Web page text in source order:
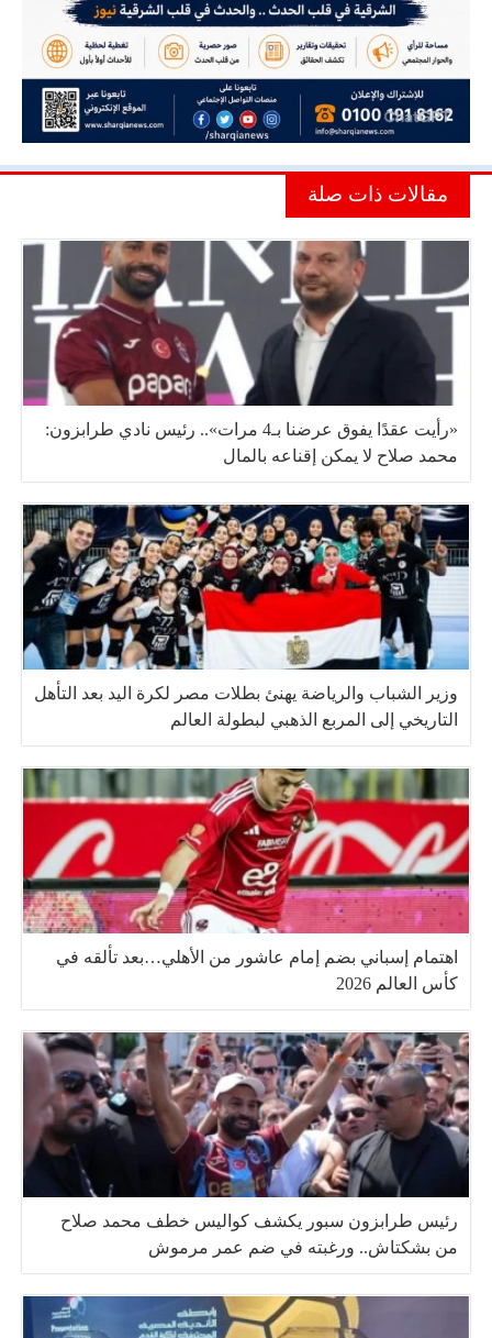
مقالات ذات صلة
«رأيت عقدًا يفوق عرضنا بـ4 مرات».. رئيس نادي طرابزون:
محمد صلاح لا يمكن إقناعه بالمال
وزير الشباب والرياضة يهنئ بطلات مصر لكرة اليد بعد التأهل
التاريخي إلى المربع الذهبي لبطولة العالم
اهتمام إسباني بضم إمام عاشور من الأهلي…بعد تألقه في
كأس العالم 2026
رئيس طرابزون سبور يكشف كواليس خطف محمد صلاح
من بشكتاش.. ورغبته في ضم عمر مرموش